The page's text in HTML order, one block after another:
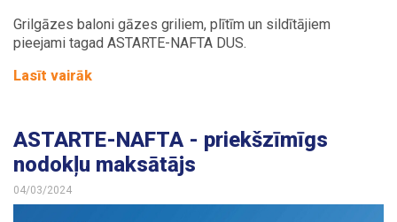
Grilgāzes baloni gāzes griliem, plītīm un sildītājiem
pieejami tagad ASTARTE-NAFTA DUS.
Lasīt vairāk
ASTARTE-NAFTA - priekšzīmīgs
nodokļu maksātājs
04/03/2024